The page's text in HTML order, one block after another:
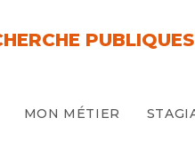
MON MÉTIER